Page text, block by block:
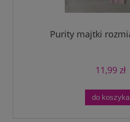
Purity majtki
11,99 zł
do koszyka